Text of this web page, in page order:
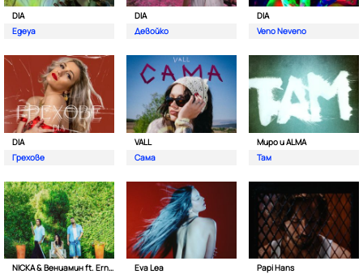
DIA
Egeya
DIA
Девойко
DIA
Veno Neveno
DIA
Грехове
VALL
Сама
Миро и ALMA
Там
NICKA & Вениамин ft. Ernesto Valenzuela
Eva Lea
Papi Hans